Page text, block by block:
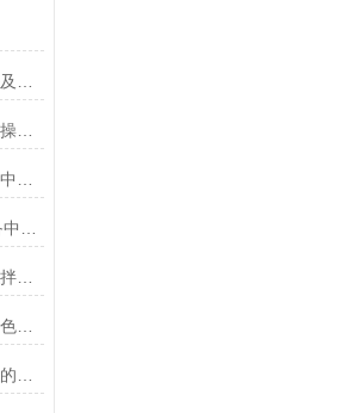
钢衬聚四氟乙烯内衬消解罐特点与操作方法
聚四氟乙烯反应釜的搅拌方式和搅拌效果解析
聚四氟乙烯水热合成反应釜具有出色的化学惰性和非粘附性能